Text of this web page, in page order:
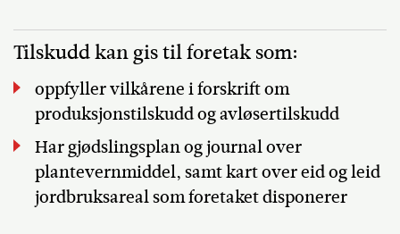
Tilskudd kan gis til foretak som:
oppfyller vilkårene i forskrift om
produksjonstilskudd og avløsertilskudd
Har gjødslingsplan og journal over
plantevernmiddel, samt kart over eid og leid
jordbruksareal som foretaket disponerer